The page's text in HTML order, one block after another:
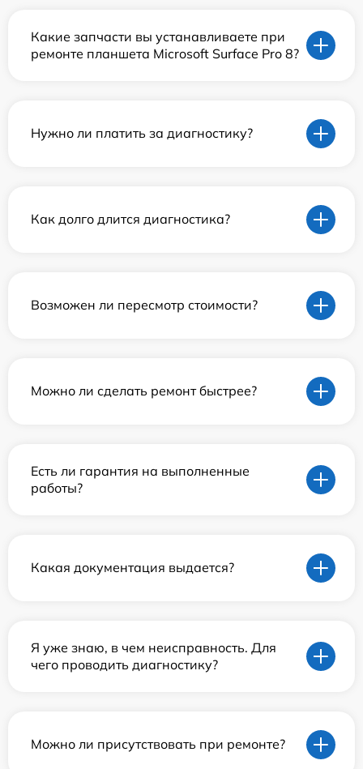
Какие запчасти вы устанавливаете при
ремонте планшета Microsoft Surface Pro 8?
Нужно ли платить за диагностику?
Как долго длится диагностика?
Возможен ли пересмотр стоимости?
Можно ли сделать ремонт быстрее?
Есть ли гарантия на выполненные
работы?
Какая документация выдается?
Я уже знаю, в чем неисправность. Для
чего проводить диагностику?
Можно ли присутствовать при ремонте?